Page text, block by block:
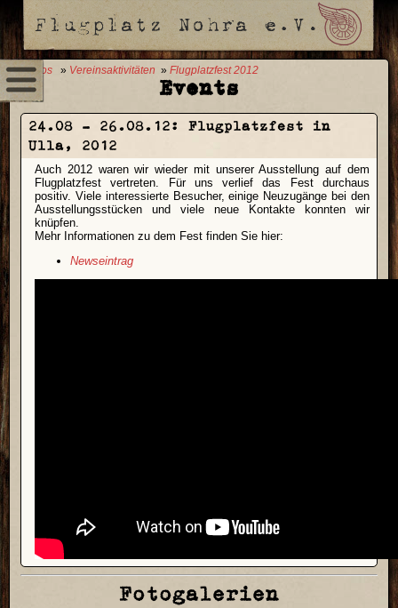
Events
24.08 - 26.08.12: Flugplatzfest in
Ulla, 2012
Auch 2012 waren wir wieder mit unserer Ausstellung auf dem
Flugplatzfest vertreten. Für uns verlief das Fest durchaus
positiv. Viele interessierte Besucher, einige Neuzugänge bei den
Ausstellungsstücken und viele neue Kontakte konnten wir
knüpfen.
Mehr Informationen zu dem Fest finden Sie hier:
Newseintrag
Fotogalerien
0 Fotos » Vereinsaktivitäten » Flugplatzfest 2012